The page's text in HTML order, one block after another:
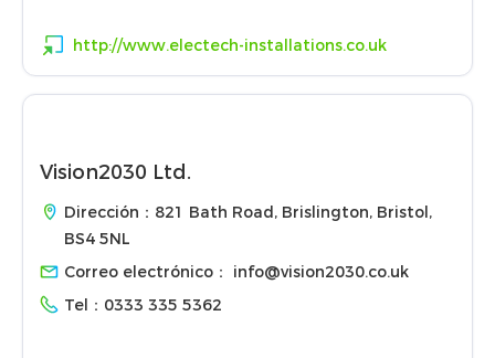
http://www.electech-installations.co.uk
Vision2030 Ltd.
Dirección：821 Bath Road, Brislington, Bristol,
BS4 5NL
Correo electrónico：
info@vision2030.co.uk
Tel： 0333 335 5362